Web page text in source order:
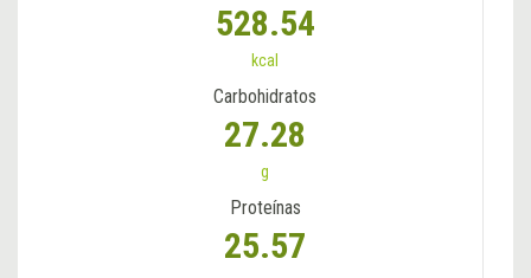
528.54
kcal
Carbohidratos
27.28
g
Proteínas
25.57